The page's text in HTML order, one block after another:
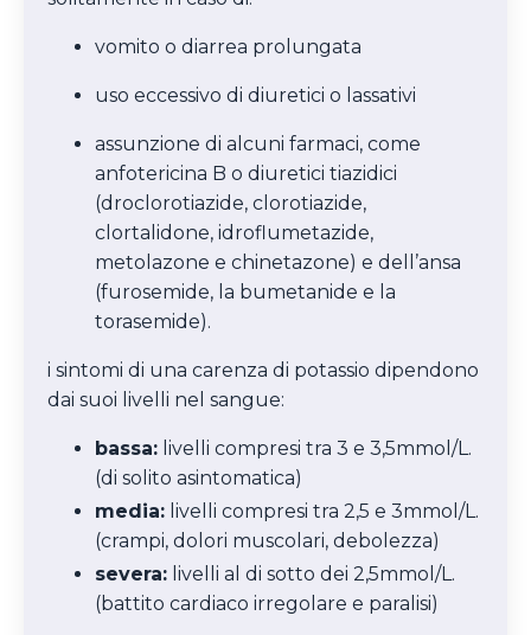
vomito o diarrea prolungata
uso eccessivo di diuretici o lassativi
assunzione di alcuni farmaci, come
anfotericina B o diuretici tiazidici
(droclorotiazide, clorotiazide,
clortalidone, idroflumetazide,
metolazone e chinetazone) e dell’ansa
(furosemide, la bumetanide e la
torasemide).
i sintomi di una carenza di potassio dipendono
dai suoi livelli nel sangue:
bassa: livelli compresi tra 3 e 3,5mmol/L.
(di solito asintomatica)
media: livelli compresi tra 2,5 e 3mmol/L.
(crampi, dolori muscolari, debolezza)
severa: livelli al di sotto dei 2,5mmol/L.
(battito cardiaco irregolare e paralisi)